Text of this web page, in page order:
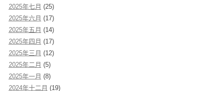
2025年七月 (25)
2025年六月 (17)
2025年五月 (14)
2025年四月 (17)
2025年三月 (12)
2025年二月 (5)
2025年一月 (8)
2024年十二月 (19)